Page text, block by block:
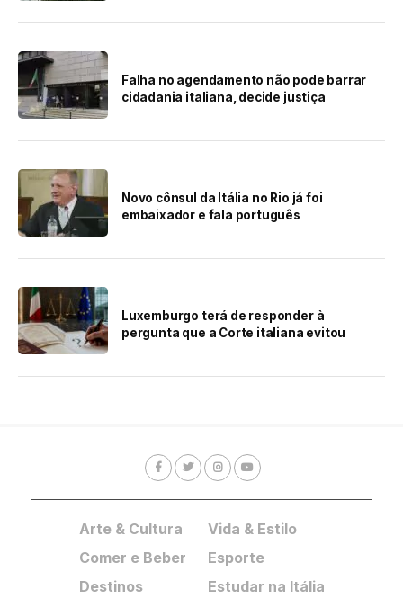
Falha no agendamento não pode barrar
cidadania italiana, decide justiça
Novo cônsul da Itália no Rio já foi
embaixador e fala português
Luxemburgo terá de responder à
pergunta que a Corte italiana evitou
Arte & Cultura
Comer e Beber
Destinos
Vida & Estilo
Esporte
Estudar na Itália